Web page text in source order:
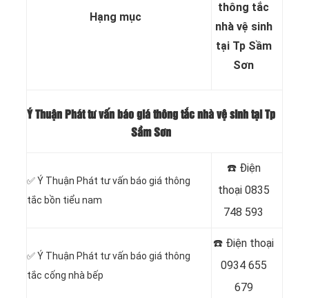
Hạng mục
thông tắc
nhà vệ sinh
tại Tp Sầm
Sơn
Ý Thuận Phát tư vấn báo giá thông tắc nhà vệ sinh tại Tp
Sầm Sơn
✅ Ý Thuận Phát tư vấn báo giá thông
tắc bồn tiểu nam
☎️ Điện
thoại0835
748 593
✅ Ý Thuận Phát tư vấn báo giá thông
tắc cống nhà bếp
☎️ Điện thoại
0934 655
679